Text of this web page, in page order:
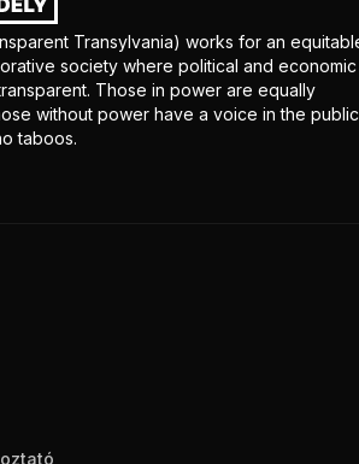
Transylvania) works for an
society where political and economic
Those in power are equally
without power have a voice in the public
taboos.